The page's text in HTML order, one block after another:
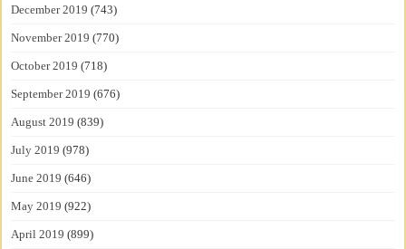
December 2019 (743)
November 2019 (770)
October 2019 (718)
September 2019 (676)
August 2019 (839)
July 2019 (978)
June 2019 (646)
May 2019 (922)
April 2019 (899)